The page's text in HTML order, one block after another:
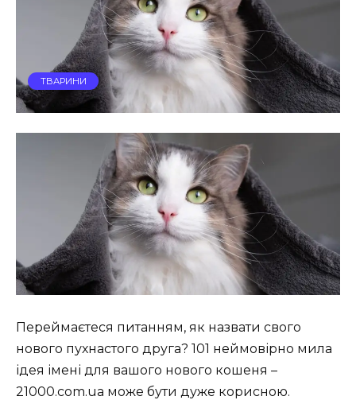
ТВАРИНИ
Переймаєтеся питанням, як назвати свого
нового пухнастого друга? 101 неймовірно мила
ідея імені для вашого нового кошеня –
21000.com.ua може бути дуже корисною.